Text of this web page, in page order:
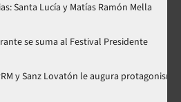
y Matías Ramón Mella
Yiyo Sarante se suma al Festival
le augura protagonismo político